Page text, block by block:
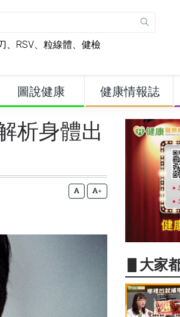
、 RSV、 粒線體、 健檢
圖說健康 健康情報誌
析身體出
+
▋大家